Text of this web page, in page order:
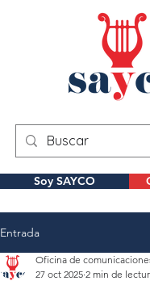
Soy SAYCO
Entrada
Oficina de
27 oct 2025 2 min de